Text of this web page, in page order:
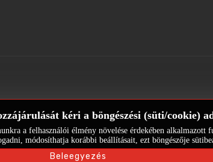
kéri a böngészési (süti/cookie)
a felhasználói élmény növelése érdekében
módosíthatja korábbi beállításait, ezt böngészője
Beleegyezés